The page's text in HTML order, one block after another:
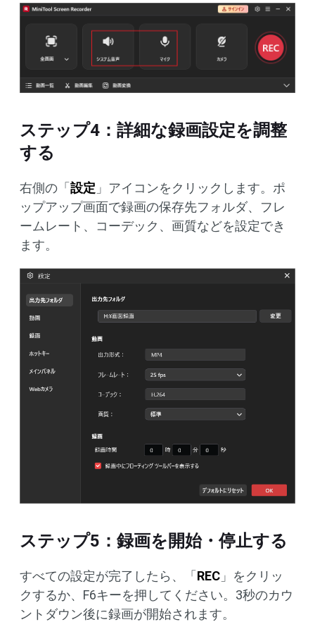
ステップ4：詳細な録画設定を調整
する
右側の「設定 」アイコンをクリックします。ポ
ップアップ画面で録画の保存先フォルダ、フレ
ームレート、コーデック、画質などを設定でき
ます。
ステップ5：録画を開始・停止する
すべての設定が完了したら、「 REC 」をクリッ
クするか、F6キーを押してください。3秒のカウ
ントダウン後に録画が開始されます。